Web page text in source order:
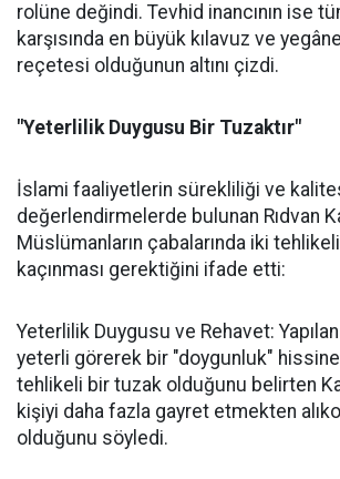
rolüne değindi. Tevhid inancının ise
karşısında en büyük kılavuz ve
reçetesi olduğunun altını çizdi.
"Yeterlilik Duygusu Bir Tuzaktır"
İslami faaliyetlerin sürekliliği ve
değerlendirmelerde bulunan Rıdvan
Müslümanların çabalarında iki
kaçınması gerektiğini ifade etti:
Yeterlilik Duygusu ve Rehavet: Yapılan
yeterli görerek bir "doygunluk" hissine
tehlikeli bir tuzak olduğunu belirten
kişiyi daha fazla gayret etmekten
olduğunu söyledi.